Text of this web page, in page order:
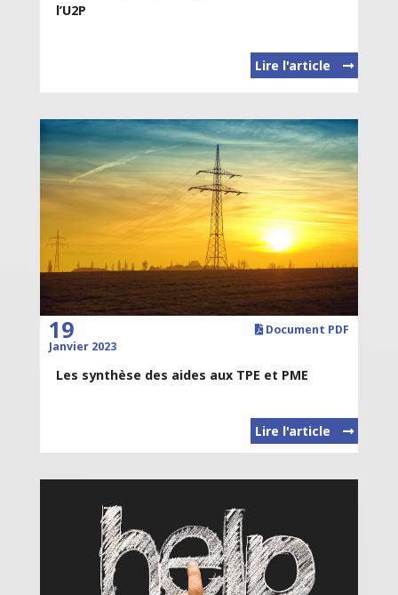
l’U2P
Lire l'article
Document PDF
19
Janvier 2023
Les synthèse des aides aux TPE et PME
Lire l'article